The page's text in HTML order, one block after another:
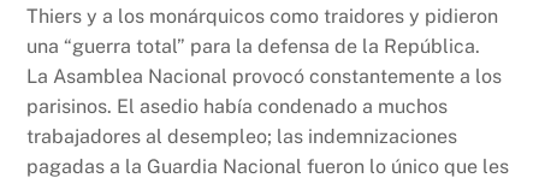
Thiers y a los monárquicos como traidores y pidieron
una “guerra total” para la defensa de la República.
La Asamblea Nacional provocó constantemente a los
parisinos. El asedio había condenado a muchos
trabajadores al desempleo; las indemnizaciones
pagadas a la Guardia Nacional fueron lo único que les